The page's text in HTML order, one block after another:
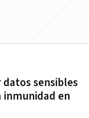
sensibles
inmunidad en